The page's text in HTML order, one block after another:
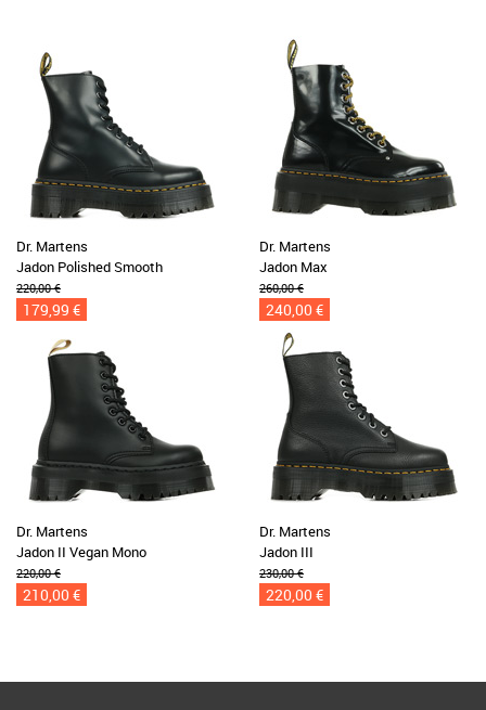
Dr. Martens
Jadon Polished Smooth
220,00 €
179,99 €
Dr. Martens
Jadon Max
260,00 €
240,00 €
Dr. Martens
Jadon II Vegan Mono
220,00 €
210,00 €
Dr. Martens
Jadon III
230,00 €
220,00 €